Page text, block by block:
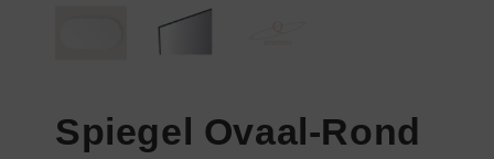
Spiegel Ovaal-Rond